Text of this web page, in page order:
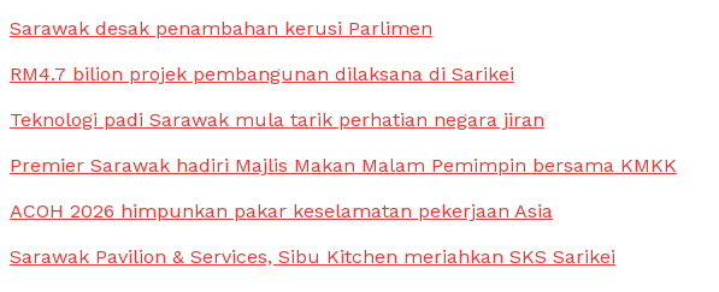
Sarawak desak penambahan kerusi Parlimen
RM4.7 bilion projek pembangunan dilaksana di Sarikei
Teknologi padi Sarawak mula tarik perhatian negara jiran
Premier Sarawak hadiri Majlis Makan Malam Pemimpin bersama KMKK
ACOH 2026 himpunkan pakar keselamatan pekerjaan Asia
Sarawak Pavilion & Services, Sibu Kitchen meriahkan SKS Sarikei